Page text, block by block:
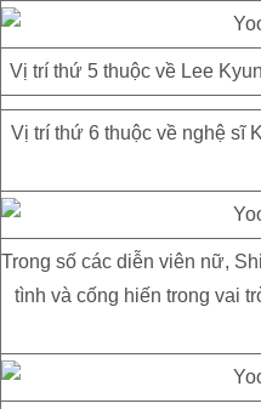
Vị trí thứ 5 thuộc về Lee
Vị trí thứ 6 thuộc về nghệ sĩ
Trong số các diễn viên nữ,
tình và cống hiến trong vai